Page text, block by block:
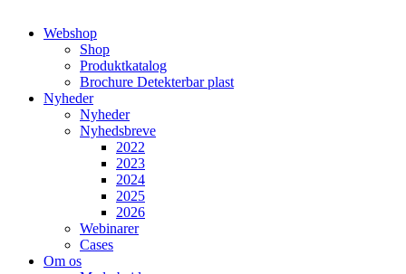
Webshop
Shop
Produktkatalog
Brochure Detekterbar plast
Nyheder
Nyheder
Nyhedsbreve
2022
2023
2024
2025
2026
Webinarer
Cases
Om os